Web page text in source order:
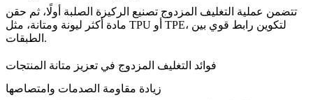
تتضمن عملية التغليف المزدوج تصنيع الركيزة الصلبة أولًا، ثم حقن
TPU
الطبقات.
فوائد التغليف المزدوج في تعزيز متانة المنتجات
زيادة مقاومة الصدمات وامتصاصها